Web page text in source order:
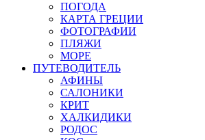
ПОГОДА
КАРТА ГРЕЦИИ
ФОТОГРАФИИ
ПЛЯЖИ
МОРЕ
ПУТЕВОДИТЕЛЬ
АФИНЫ
САЛОНИКИ
КРИТ
ХАЛКИДИКИ
РОДОС